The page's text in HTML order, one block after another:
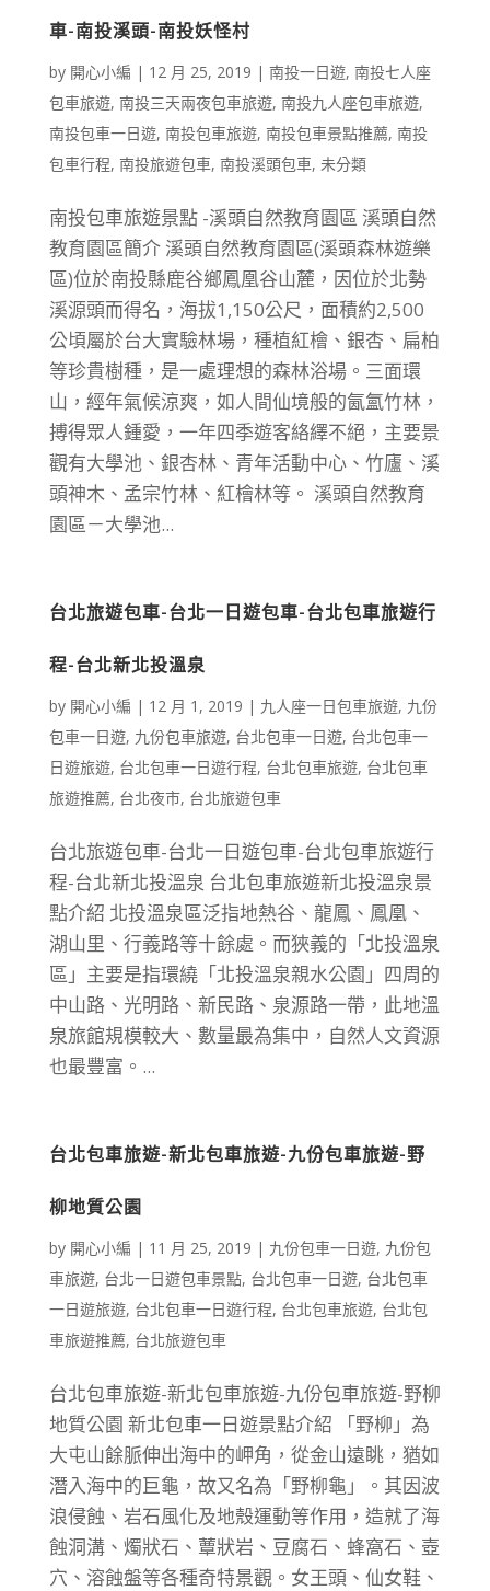
車-南投溪頭-南投妖怪村
by 開心小編 | 12 月 25, 2019 | 南投一日遊, 南投七人座
包車旅遊, 南投三天兩夜包車旅遊, 南投九人座包車旅遊,
南投包車一日遊, 南投包車旅遊, 南投包車景點推薦, 南投
包車行程, 南投旅遊包車, 南投溪頭包車, 未分類
南投包車旅遊景點 -溪頭自然教育園區 溪頭自然
教育園區簡介 溪頭自然教育園區(溪頭森林遊樂
區)位於南投縣鹿谷鄉鳳凰谷山麓，因位於北勢
溪源頭而得名，海拔1,150公尺，面積約2,500
公頃屬於台大實驗林場，種植紅檜、銀杏、扁柏
等珍貴樹種，是一處理想的森林浴場。三面環
山，經年氣候涼爽，如人間仙境般的氤氳竹林，
搏得眾人鍾愛，一年四季遊客絡繹不絕，主要景
觀有大學池、銀杏林、青年活動中心、竹廬、溪
頭神木、孟宗竹林、紅檜林等。 溪頭自然教育
園區－大學池...
台北旅遊包車-台北一日遊包車-台北包車旅遊行
程-台北新北投溫泉
by 開心小編 | 12 月 1, 2019 | 九人座一日包車旅遊, 九份
包車一日遊, 九份包車旅遊, 台北包車一日遊, 台北包車一
日遊旅遊, 台北包車一日遊行程, 台北包車旅遊, 台北包車
旅遊推薦, 台北夜市, 台北旅遊包車
台北旅遊包車-台北一日遊包車-台北包車旅遊行
程-台北新北投溫泉 台北包車旅遊新北投溫泉景
點介紹 北投溫泉區泛指地熱谷、龍鳳、鳳凰、
湖山里、行義路等十餘處。而狹義的「北投溫泉
區」主要是指環繞「北投溫泉親水公園」四周的
中山路、光明路、新民路、泉源路一帶，此地溫
泉旅館規模較大、數量最為集中，自然人文資源
也最豐富。...
台北包車旅遊-新北包車旅遊-九份包車旅遊-野
柳地質公園
by 開心小編 | 11 月 25, 2019 | 九份包車一日遊, 九份包
車旅遊, 台北一日遊包車景點, 台北包車一日遊, 台北包車
一日遊旅遊, 台北包車一日遊行程, 台北包車旅遊, 台北包
車旅遊推薦, 台北旅遊包車
台北包車旅遊-新北包車旅遊-九份包車旅遊-野柳
地質公園 新北包車一日遊景點介紹 「野柳」為
大屯山餘脈伸出海中的岬角，從金山遠眺，猶如
潛入海中的巨龜，故又名為「野柳龜」。其因波
浪侵蝕、岩石風化及地殼運動等作用，造就了海
蝕洞溝、燭狀石、蕈狀岩、豆腐石、蜂窩石、壺
穴、溶蝕盤等各種奇特景觀。女王頭、仙女鞋、